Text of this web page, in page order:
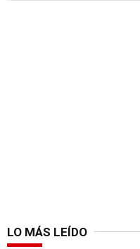
LO MÁS LEÍDO